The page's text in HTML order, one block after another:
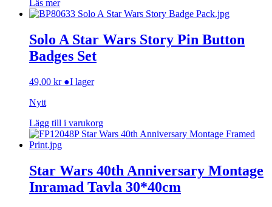
Läs mer
Solo A Star Wars Story Pin Button
Badges Set
49,00 kr ●I lager
Nytt
Lägg till i varukorg
Star Wars 40th Anniversary Montage
Inramad Tavla 30*40cm